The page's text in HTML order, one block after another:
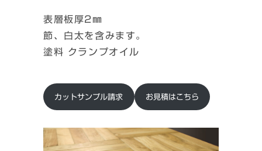
表層板厚2㎜
節、白太を含みます。
塗料 クランプオイル
カットサンプル請求 お見積はこちら